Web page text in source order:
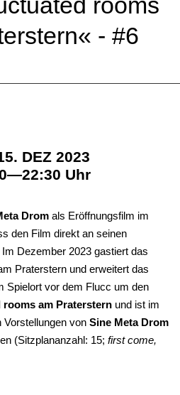
- #6
DEZ 2023
Uhr
Drom als Eröffnungsfilm im
den Film direkt an seinen
Dezember 2023 gastiert das
Praterstern und erweitert das
Spielort vor dem Flucc um den
rooms am Praterstern und ist im
von Sine Meta Drom
(Sitzplananzahl: 15; first come,